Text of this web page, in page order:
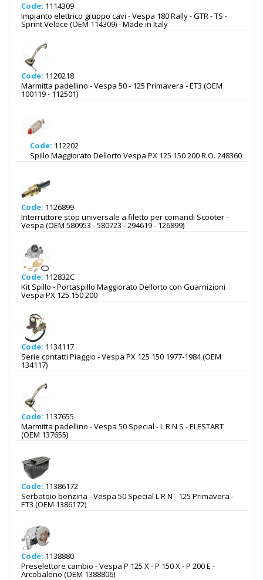
Code: 1114309
Impianto elettrico gruppo cavi - Vespa 180 Rally - GTR - TS -
Sprint Veloce (OEM 114309) - Made in Italy
Code: 1120218
Marmitta padellino - Vespa 50 - 125 Primavera - ET3 (OEM
100119 - 112501)
Code: 112202
Spillo Maggiorato Dellorto Vespa PX 125 150 200 R.O. 248360
Code: 1126899
Interruttore stop universale a filetto per comandi Scooter -
Vespa (OEM 580953 - 580723 - 294619 - 126899)
Code: 112832C
Kit Spillo - Portaspillo Maggiorato Dellorto con Guarnizioni
Vespa PX 125 150 200
Code: 1134117
Serie contatti Piaggio - Vespa PX 125 150 1977-1984 (OEM
134117)
Code: 1137655
Marmitta padellino - Vespa 50 Special - L R N S - ELESTART
(OEM 137655)
Code: 11386172
Serbatoio benzina - Vespa 50 Special L R N - 125 Primavera -
ET3 (OEM 1386172)
Code: 1138880
Preselettore cambio - Vespa P 125 X - P 150 X - P 200 E -
Arcobaleno (OEM 1388806)